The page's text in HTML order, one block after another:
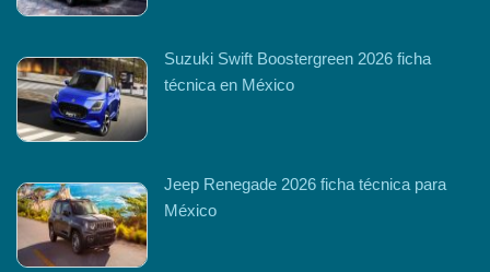
Suzuki Swift Boostergreen 2026 ficha
técnica en México
Jeep Renegade 2026 ficha técnica para
México